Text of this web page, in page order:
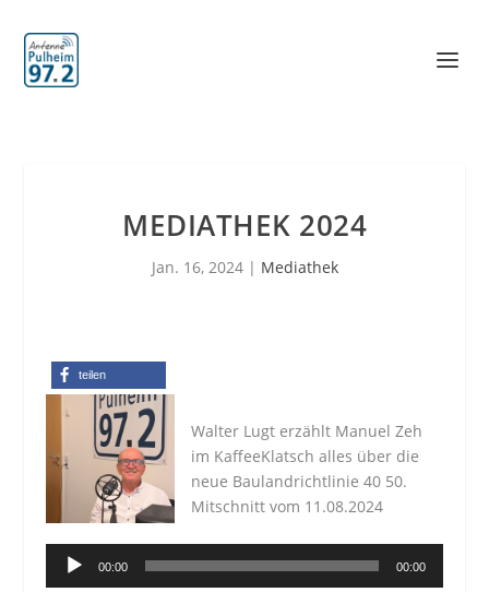
MEDIATHEK 2024
Jan. 16, 2024| Mediathek
teilen
Walter Lugt erzählt Manuel Zeh
im KaffeeKlatsch alles über die
neue Baulandrichtlinie 40 50.
Mitschnitt vom 11.08.2024
Audio-
Player
00:00 00:00